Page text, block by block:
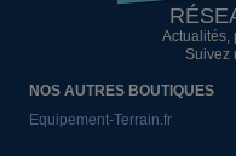
Actualités,
Suivez
NOS AUTRES BOUTIQUES
Equipement-Terrain.fr